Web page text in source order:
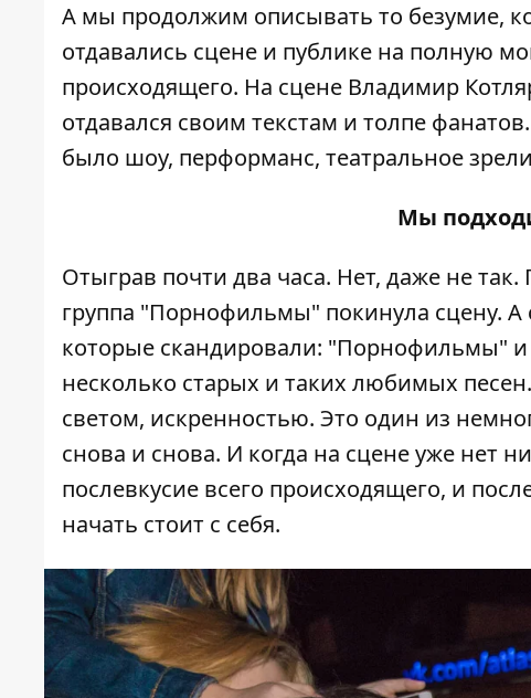
А мы продолжим описывать то безумие,
отдавались сцене и публике на полную
происходящего. На сцене Владимир
отдавался своим текстам и толпе
было шоу, перформанс, театральное
Мы
Отыграв почти два часа. Нет, даже не
группа "Порнофильмы" покинула сцену. А
которые скандировали: "Порнофильмы"
несколько старых и таких любимых
светом, искренностью. Это один из
снова и снова. И когда на сцене уже нет
послевкусие всего происходящего, и
начать стоит с себя.